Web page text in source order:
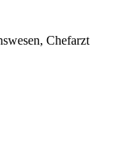
Chefarzt